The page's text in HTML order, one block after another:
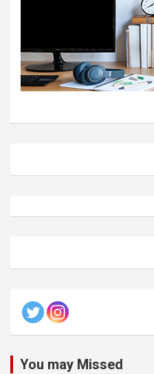
You may Missed